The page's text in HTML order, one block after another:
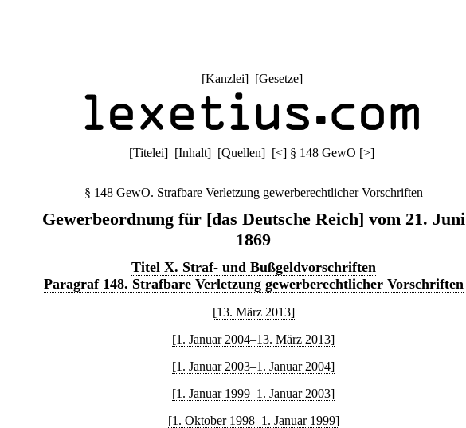
[Kanzlei] [Gesetze]
[Titelei] [Inhalt] [Quellen] [<] § 148 GewO [>]
§ 148 GewO. Strafbare Verletzung gewerberechtlicher Vorschriften
Gewerbeordnung für [das Deutsche Reich] vom 21. Juni
1869
Titel X. Straf- und Bußgeldvorschriften
Paragraf 148. Strafbare Verletzung gewerberechtlicher Vorschriften
[13. März 2013]
[1. Januar 2004–13. März 2013]
[1. Januar 2003–1. Januar 2004]
[1. Januar 1999–1. Januar 2003]
[1. Oktober 1998–1. Januar 1999]